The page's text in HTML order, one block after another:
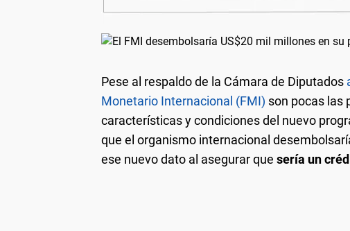
Pese al respaldo de la Cámara de Diputados
Monetario Internacional (FMI) son pocas las
características y condiciones del nuevo
que el organismo internacional
ese nuevo dato al asegurar que sería un